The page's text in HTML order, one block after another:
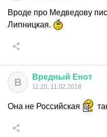
Вроде про Медведову
Липницкая.
В Вредный Енот
11:20, 11.02.2018
Она не Российская